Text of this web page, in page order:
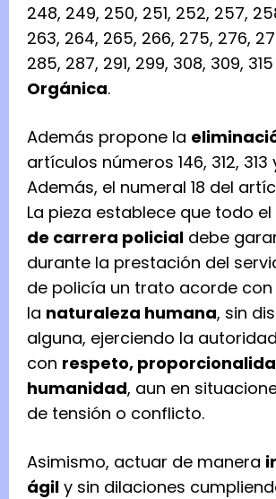
248, 249, 250, 251, 252, 257,
263, 264, 265, 266, 275, 276,
285, 287, 291, 299, 308, 309,
Orgánica.
Además propone la
artículos números 146, 312, 313
Además, el numeral 18 del
La pieza establece que todo el
de carrera policial debe
durante la prestación del
de policía un trato acorde con
la naturaleza humana, sin
alguna, ejerciendo la autoridad
con respeto,
humanidad, aun en
de tensión o conflicto.
Asimismo, actuar de manera
ágil y sin dilaciones